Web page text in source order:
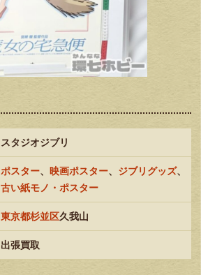
スタジオジブリ
ポスター、 映画ポスター、 ジブリグッズ、
古い紙モノ・ポスター
東京都杉並区久我山
出張買取